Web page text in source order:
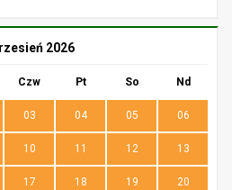
2026
Czw Pt So Nd
03 04 05 06
10 11 12 13
17 18 19 20